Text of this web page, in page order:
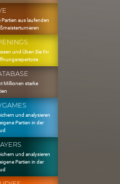
Partien aus laufenden
und Üben Sie Ihr
Millionen starke
und analysieren
Partien in der
und analysieren
Partien in der